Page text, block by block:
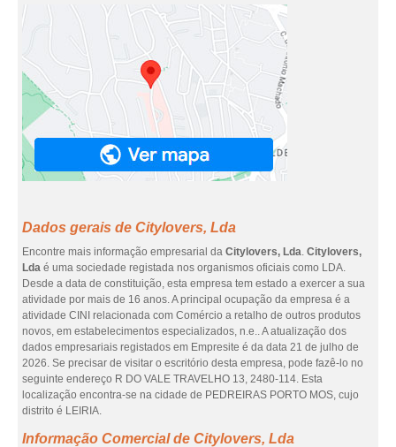
Dados gerais de Citylovers, Lda
Encontre mais informação empresarial da Citylovers, Lda. Citylovers,
Lda é uma sociedade registada nos organismos oficiais como LDA.
Desde a data de constituição, esta empresa tem estado a exercer a sua
atividade por mais de 16 anos. A principal ocupação da empresa é a
atividade CINI relacionada com Comércio a retalho de outros produtos
novos, em estabelecimentos especializados, n.e.. A atualização dos
dados empresariais registados em Empresite é da data 21 de julho de
2026. Se precisar de visitar o escritório desta empresa, pode fazê-lo no
seguinte endereço R DO VALE TRAVELHO 13, 2480-114. Esta
localização encontra-se na cidade de PEDREIRAS PORTO MOS, cujo
distrito é LEIRIA.
Informação Comercial de Citylovers, Lda